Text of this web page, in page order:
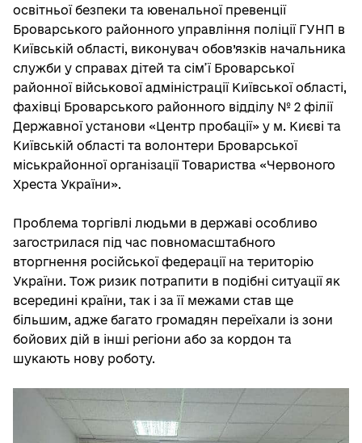
освітньої безпеки та ювенальної превенції
Броварського районного управління поліції ГУНП в
Київській області, виконувач обов’язків начальника
служби у справах дітей та сім’ї Броварської
районної військової адміністрації Київської області,
фахівці Броварського районного відділу № 2 філії
Державної установи «Центр пробації» у м. Києві та
Київській області та волонтери Броварської
міськрайонної організації Товариства «Червоного
Хреста України».
Проблема торгівлі людьми в державі особливо
загострилася під час повномасштабного
вторгнення російської федерації на територію
України. Тож ризик потрапити в подібні ситуації як
всередині країни, так і за її межами став ще
більшим, адже багато громадян переїхали із зони
бойових дій в інші регіони або за кордон та
шукають нову роботу.